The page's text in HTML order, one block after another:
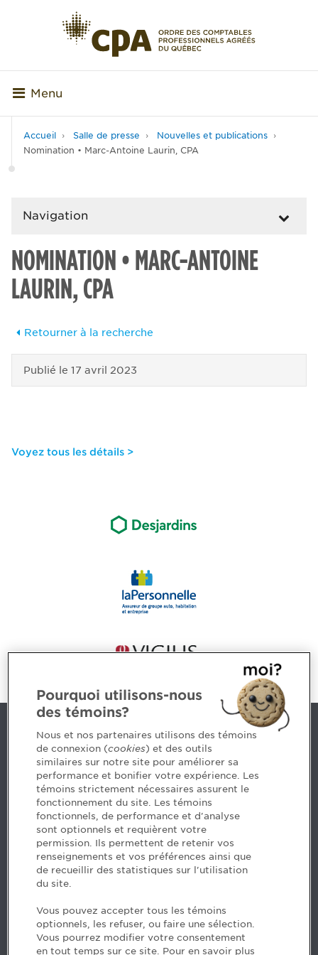
Menu
Accueil Salle de presse
Nouvelles et publications
Nomination • Marc-Antoine Laurin, CPA
Navigation
NOMINATION • MARC-ANTOINE
LAURIN, CPA
Retourner à la recherche
Publié le 17 avril 2023
Voyez tous les détails >
Nous joindre
5, Place Ville Marie, bureau 800, Montréal (Québec)
H3B 2G2
www.cpaquebec.ca
Des questions? Faites appel à notre équipe >
Envie de mettre de l’Ordre dans votre carrière? Voyez
les postes disponibles >
Facebook - Devenir CPA
Instagram
LinkedIn - CPA
Pourquoi utilisons-nous
des témoins?
Nous et nos partenaires utilisons des témoins
de connexion (cookies) et des outils
similaires sur notre site pour améliorer sa
performance et bonifier votre expérience. Les
témoins strictement nécessaires assurent le
fonctionnement du site. Les témoins
fonctionnels, de performance et d'analyse
sont optionnels et requièrent votre
permission. Ils permettent de retenir vos
renseignements et vos préférences ainsi que
de recueillir des statistiques sur l'utilisation
du site.
Vous pouvez accepter tous les témoins
optionnels, les refuser, ou faire une sélection.
Vous pourrez modifier votre consentement
en tout temps sur ce site. Pour en savoir plus